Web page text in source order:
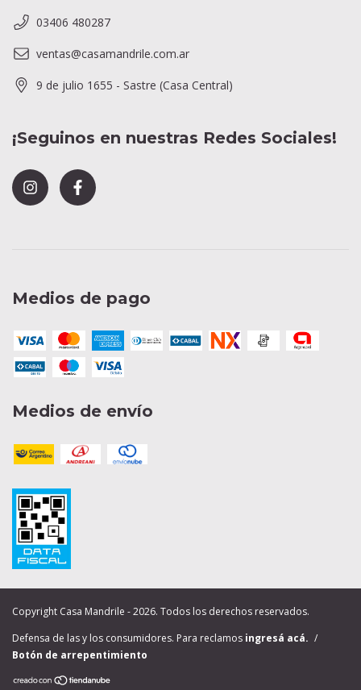
03406 480287
ventas@casamandrile.com.ar
9 de julio 1655 - Sastre (Casa Central)
¡Seguinos en nuestras Redes Sociales!
Medios de pago
Medios de envío
Copyright Casa Mandrile - 2026. Todos los derechos reservados.
Defensa de las y los consumidores. Para reclamos ingresá acá. /
Botón de arrepentimiento